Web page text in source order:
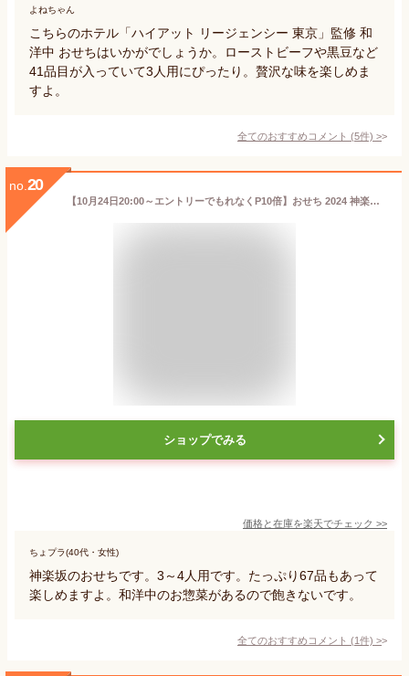
よねちゃん
こちらのホテル「ハイアット リージェンシー 東京」監修 和
洋中 おせちはいかがでしょうか。ローストビーフや黒豆など
41品目が入っていて3人用にぴったり。贅沢な味を楽しめま
すよ。
全てのおすすめコメント (5件) >
no. 20
【10月24日20:00～エントリーでもれなくP10倍】おせち 2024 神楽坂三店舗 和洋中おせち 「舞」 （約3人前～4人前 67品）（お届け日12/30）メーカー直送 冷凍便 送料無料 / 和風 洋風 中華風 迎春 本格 おせち料理 2024年 正月 お節 御節 御節料理 福袋
ショップでみる
価格と在庫を楽天でチェック >>
ちょプラ(40代・女性)
神楽坂のおせちです。3～4人用です。たっぷり67品もあって
楽しめますよ。和洋中のお惣菜があるので飽きないです。
全てのおすすめコメント (1件) >